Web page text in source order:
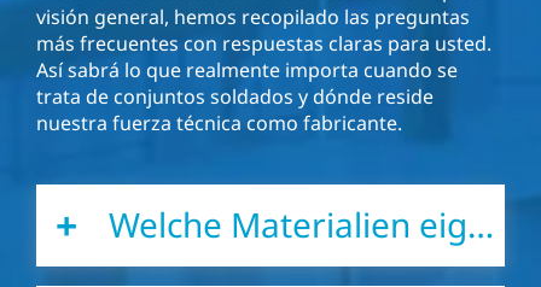
visión general, hemos recopilado las preguntas
más frecuentes con respuestas claras para usted.
Así sabrá lo que realmente importa cuando se
trata de conjuntos soldados y dónde reside
nuestra fuerza técnica como fabricante.
Welche Materialien eignen sich für Schweißbaugruppen?
Schweißbaugruppen bestehen